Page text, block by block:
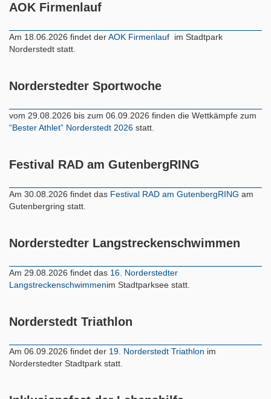
AOK Firmenlauf
Am 18.06.2026 findet derAOK Firmenlauf im Stadtpark
Norderstedt statt.
Norderstedter Sportwoche
vom 29.08.2026 bis zum 06.09.2026 finden die Wettkämpfe zum
“Bester Athlet” Norderstedt 2026 statt.
Festival RAD am GutenbergRING
Am 30.08.2026 findet das Festival RAD am GutenbergRING am
Gutenbergring statt.
Norderstedter Langstreckenschwimmen
Am 29.08.2026 findet das 16. Norderstedter
Langstreckenschwimmenim Stadtparksee statt.
Norderstedt Triathlon
Am 06.09.2026 findet der 19. Norderstedt Triathlon im
Norderstedter Stadtpark statt.